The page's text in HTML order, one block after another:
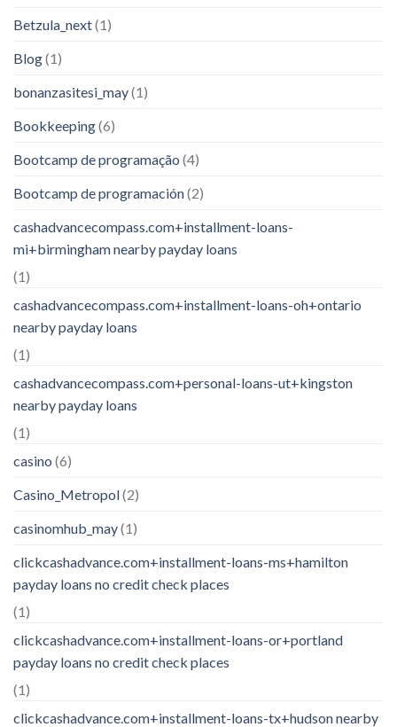
Betzula_next(1)
Blog(1)
bonanzasitesi_may(1)
Bookkeeping(6)
Bootcamp de programação (4)
Bootcamp de programación(2)
cashadvancecompass.com+installment-loans-
mi+birmingham nearby payday loans
(1)
cashadvancecompass.com+installment-loans-oh+ontario
nearby payday loans
(1)
cashadvancecompass.com+personal-loans-ut+kingston
nearby payday loans
(1)
casino (6)
Casino_Metropol(2)
casinomhub_may(1)
clickcashadvance.com+installment-loans-ms+hamilton
payday loans no credit check places
(1)
clickcashadvance.com+installment-loans-or+portland
payday loans no credit check places
(1)
clickcashadvance.com+installment-loans-tx+hudson nearby